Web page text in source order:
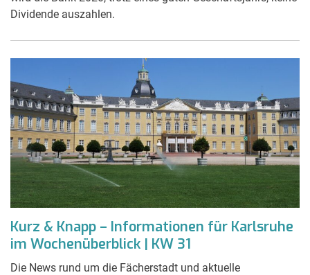
Dividende auszahlen.
Kurz & Knapp – Informationen für Karlsruhe
im Wochenüberblick | KW 31
Die News rund um die Fächerstadt und aktuelle